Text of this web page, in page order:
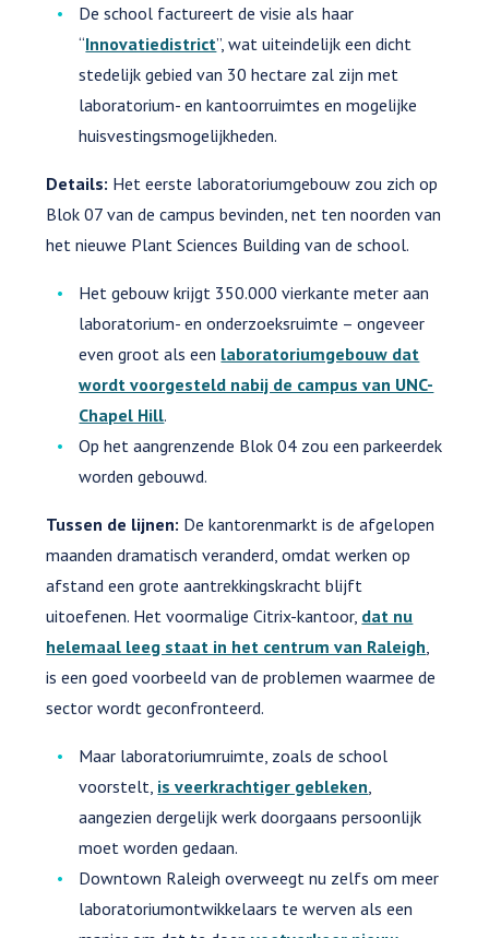
De school factureert de visie als haar
“Innovatiedistrict”, wat uiteindelijk een dicht
stedelijk gebied van 30 hectare zal zijn met
laboratorium- en kantoorruimtes en mogelijke
huisvestingsmogelijkheden.
Details: Het eerste laboratoriumgebouw zou zich op
Blok 07 van de campus bevinden, net ten noorden van
het nieuwe Plant Sciences Building van de school.
Het gebouw krijgt 350.000 vierkante meter aan
laboratorium- en onderzoeksruimte – ongeveer
even groot als een laboratoriumgebouw dat
wordt voorgesteld nabij de campus van UNC-
Chapel Hill.
Op het aangrenzende Blok 04 zou een parkeerdek
worden gebouwd.
Tussen de lijnen: De kantorenmarkt is de afgelopen
maanden dramatisch veranderd, omdat werken op
afstand een grote aantrekkingskracht blijft
uitoefenen. Het voormalige Citrix-kantoor, dat nu
helemaal leeg staat in het centrum van Raleigh
is een goed voorbeeld van de problemen waarmee de
sector wordt geconfronteerd.
Maar laboratoriumruimte, zoals de school
voorstelt, is veerkrachtiger gebleken
aangezien dergelijk werk doorgaans persoonlijk
moet worden gedaan.
Downtown Raleigh overweegt nu zelfs om meer
laboratoriumontwikkelaars te werven als een